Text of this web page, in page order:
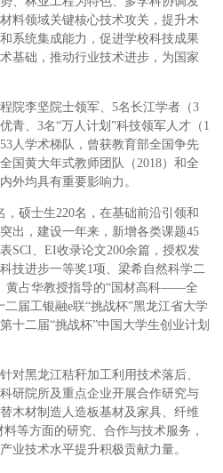
料领域关键核心技术攻关，提升木
系统集成能力，促进学校科技成果
基础，推动行业技术进步，为国家
院李坚院士领军、5名长江学者（3
青、3名“万人计划”科技领军人才（1
人学术梯队，曾获教育部全国争先
国黄大年式教师团队（2018）和全
外均具有重要影响力。
，硕士生220名，在基础前沿引领和
出，建设一年来，新增各类课题45
SCI、EI收录论文200余篇，授权发
技进步一等奖1项、梁希自然科学二
黄占华教授指导的“国材高科——全
届工银融e联“挑战杯”黑龙江省大学
十二届“挑战杯”中国大学生创业计划
对黑龙江秸秆加工利用技术落后、
研院所及重点企业开展合作研究与
木材制造人造板基材及家具、纤维
等方面的研究、合作与技术服务，
业技术水平提升积极贡献力量。